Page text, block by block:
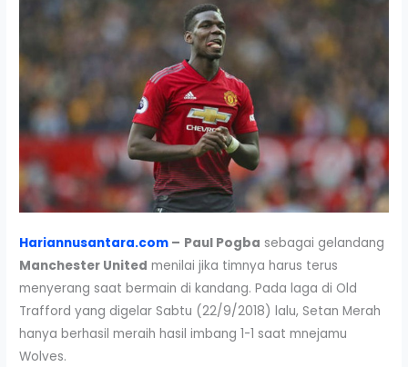
Hariannusantara.com – Paul Pogba sebagai gelandang
Manchester United menilai jika timnya harus terus
menyerang saat bermain di kandang. Pada laga di Old
Trafford yang digelar Sabtu (22/9/2018) lalu, Setan Merah
hanya berhasil meraih hasil imbang 1-1 saat mnejamu
Wolves.